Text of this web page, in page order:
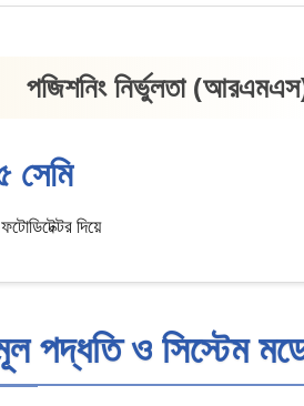
পজিশনিং নির্ভুলতা
সেমি
দিয়ে
পদ্ধতি ও সিস্টেম